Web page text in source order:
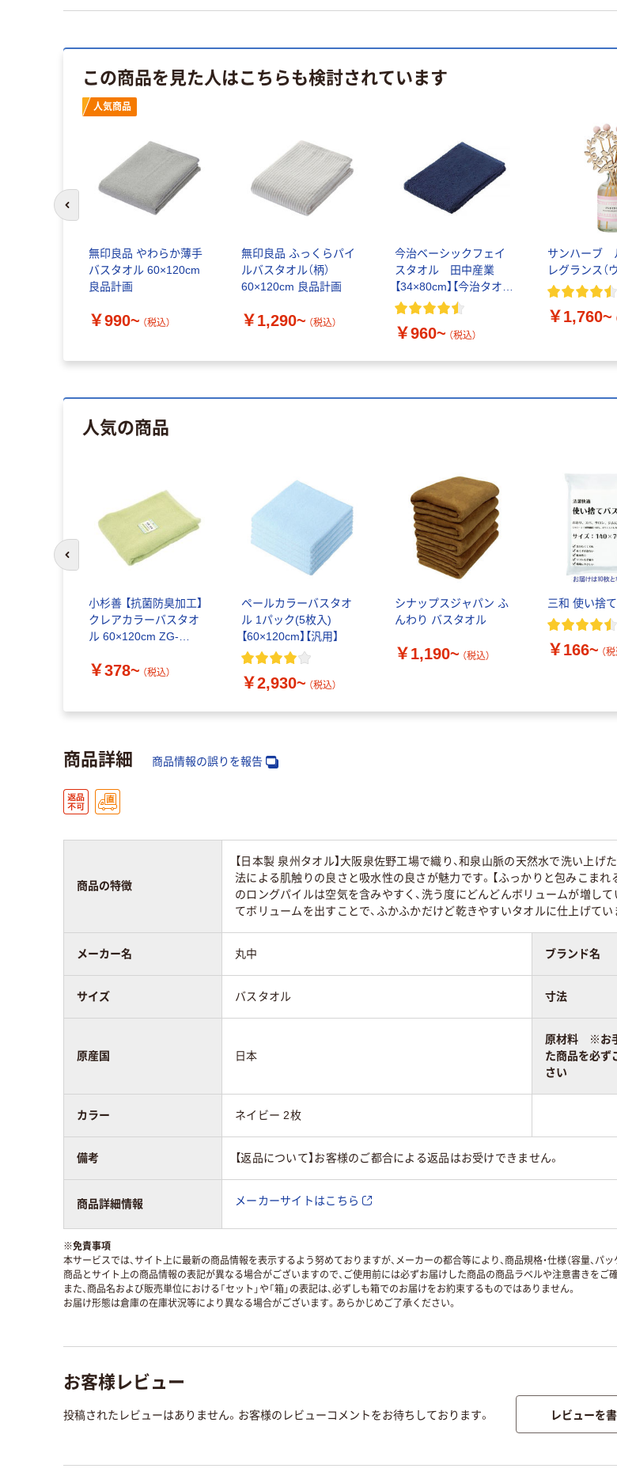
この商品を見た人はこちらも検討されています
人気商品
無印良品 やわらか薄手
バスタオル 60×120cm
良品計画
￥990~ （税込）
無印良品 ふっくらパイ
ルバスタオル（柄）
60×120cm 良品計画
￥1,290~ （税込）
今治ベーシックフェイ
スタオル 田中産業
【34×80cm】【今治タオ
ル】
￥960~ （税込）
サンハーブ
レグランス（
￥1,760~
人気の商品
小杉善 【抗菌防臭加工】
クレアカラーバスタオ
ル 60×120cm ZG-
￥378~ （税込）
ペールカラーバスタオ
ル 1パック(5枚入)
【60×120cm】【汎用】
￥2,930~ （税込）
シナップスジャパン ふ
んわり バスタオル
￥1,190~ （税込）
三和 使い捨
￥166~ （
前のスライドへ
商品詳細 商品情報の誤りを報告
商品の特徴
【日本製 泉州タオル】大阪泉佐野工場で織り、和泉山脈の天然水で洗い上
法による肌触りの良さと吸水性の良さが魅力です。【ふっかりと包みこま
のロングパイルは空気を含みやすく、洗う度にどんどんボリュームが増し
てボリュームを出すことで、ふかふかだけど乾きやすいタオルに仕上げてい
メーカー名 丸中 ブランド名
サイズ バスタオル 寸法
原産国 日本
原材料 ※お
た商品を必ず
さい
カラー ネイビー 2枚
備考 【返品について】お客様のご都合による返品はお受けできません。
商品詳細情報 メーカーサイトはこちら
※免責事項
本サービスでは、サイト上に最新の商品情報を表示するよう努めておりますが、メーカーの都合等により、商品規格・仕様（容量、パ
商品とサイト上の商品情報の表記が異なる場合がございますので、ご使用前には必ずお届けした商品の商品ラベルや注意書きをご
また、商品名および販売単位における「セット」や「箱」の表記は、必ずしも箱でのお届けをお約束するものではありません。
お届け形態は倉庫の在庫状況等により異なる場合がございます。あらかじめご了承ください。
お客様レビュー
投稿されたレビューはありません。お客様のレビューコメントをお待ちしております。 レビューを